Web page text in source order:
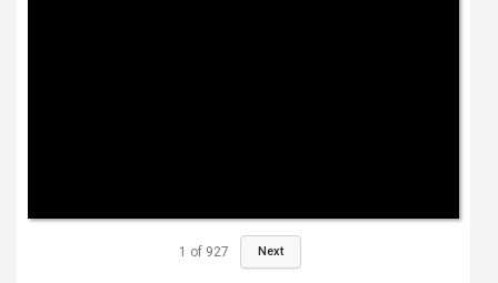
1 of 927 Next